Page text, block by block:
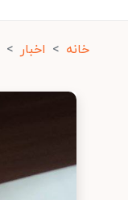
خانه اخبار